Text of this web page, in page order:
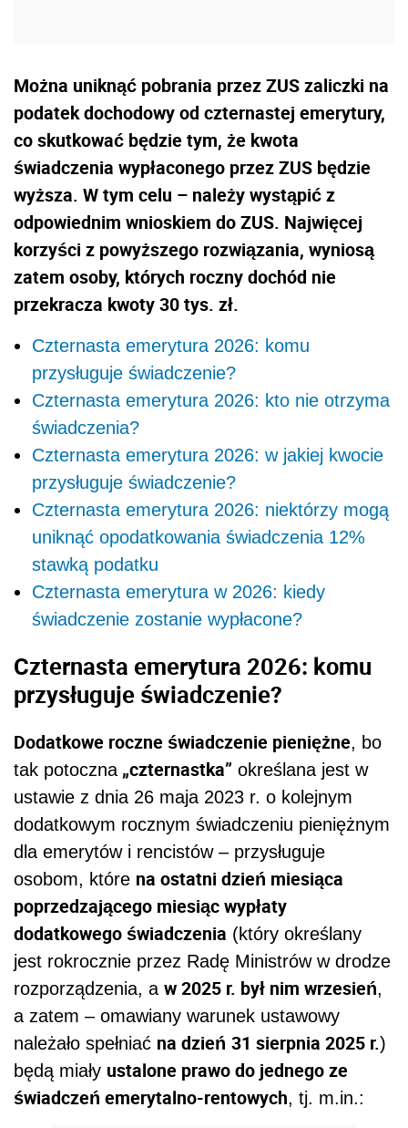
Można uniknąć pobrania przez ZUS zaliczki na
podatek dochodowy od czternastej emerytury,
co skutkować będzie tym, że kwota
świadczenia wypłaconego przez ZUS będzie
wyższa. W tym celu – należy wystąpić z
odpowiednim wnioskiem do ZUS. Najwięcej
korzyści z powyższego rozwiązania, wyniosą
zatem osoby, których roczny dochód nie
przekracza kwoty 30 tys. zł.
Czternasta emerytura 2026: komu
przysługuje świadczenie?
Czternasta emerytura 2026: kto nie otrzyma
świadczenia?
Czternasta emerytura 2026: w jakiej kwocie
przysługuje świadczenie?
Czternasta emerytura 2026: niektórzy mogą
uniknąć opodatkowania świadczenia 12%
stawką podatku
Czternasta emerytura w 2026: kiedy
świadczenie zostanie wypłacone?
Czternasta emerytura 2026: komu
przysługuje świadczenie?
Dodatkowe roczne świadczenie pieniężne, bo
tak potoczna„czternastka” określana jest w
ustawie z dnia 26 maja 2023 r. o kolejnym
dodatkowym rocznym świadczeniu pieniężnym
dla emerytów i rencistów – przysługuje
osobom, które na ostatni dzień miesiąca
poprzedzającego miesiąc wypłaty
dodatkowego świadczenia (który określany
jest rokrocznie przez Radę Ministrów w drodze
rozporządzenia, a w 2025 r. był nim wrzesień,
a zatem – omawiany warunek ustawowy
należało spełniać na dzień 31 sierpnia 2025 r.)
będą miały ustalone prawo do jednego ze
świadczeń emerytalno-rentowych, tj. m.in.: